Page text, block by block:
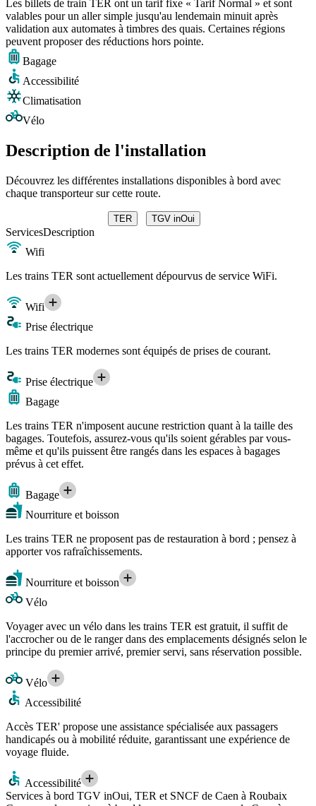
Les billets de train TER ont un tarif fixe « Tarif Normal » et sont
valables pour un aller simple jusqu'au lendemain minuit après
validation aux automates à timbres des quais. Certaines régions
peuvent proposer des réductions hors pointe.
Bagage
Accessibilité
Climatisation
Vélo
Description de l'installation
Découvrez les différentes installations disponibles à bord avec
chaque transporteur sur cette route.
TER TGV inOui
ServicesDescription
Wifi
Les trains TER sont actuellement dépourvus de service WiFi.
Wifi
Prise électrique
Les trains TER modernes sont équipés de prises de courant.
Prise électrique
Bagage
Les trains TER n'imposent aucune restriction quant à la taille des
bagages. Toutefois, assurez-vous qu'ils soient gérables par vous-
même et qu'ils puissent être rangés dans les espaces à bagages
prévus à cet effet.
Bagage
Nourriture et boisson
Les trains TER ne proposent pas de restauration à bord ; pensez à
apporter vos rafraîchissements.
Nourriture et boisson
Vélo
Voyager avec un vélo dans les trains TER est gratuit, il suffit de
l'accrocher ou de le ranger dans des emplacements désignés selon le
principe du premier arrivé, premier servi, sans réservation possible.
Vélo
Accessibilité
Accès TER' propose une assistance spécialisée aux passagers
handicapés ou à mobilité réduite, garantissant une expérience de
voyage fluide.
Accessibilité
Services à bord TGV inOui, TER et SNCF de Caen à Roubaix